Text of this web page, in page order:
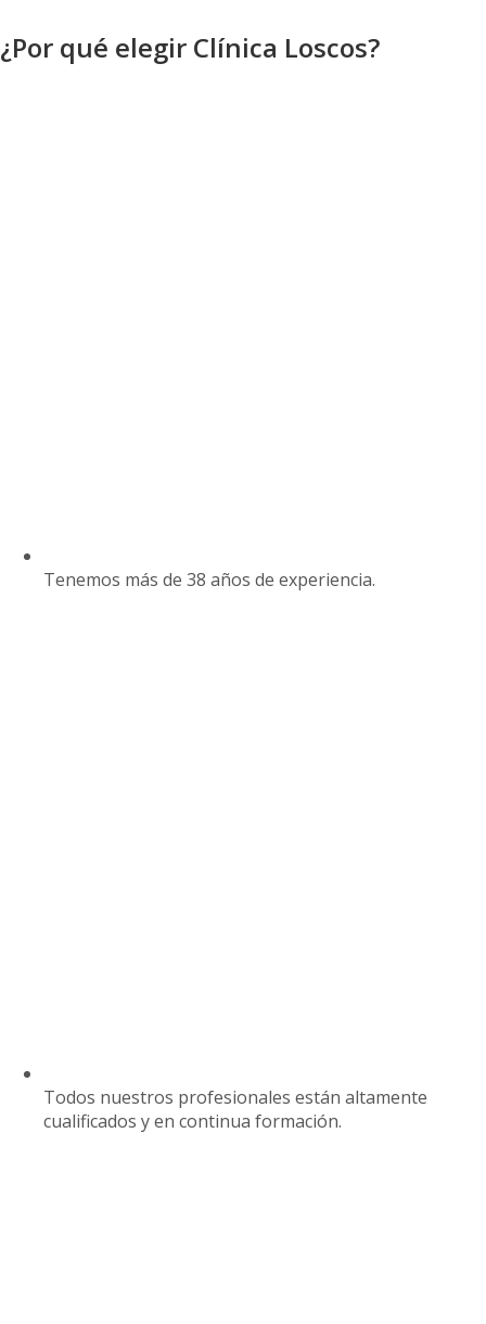
¿Por qué elegir Clínica Loscos?
Tenemos más de 38 años de experiencia.
Todos nuestros profesionales están altamente
cualificados y en continua formación.